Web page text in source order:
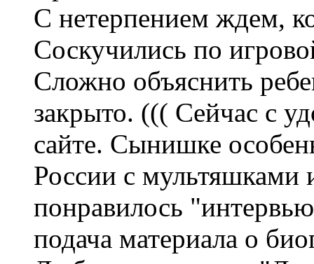
С нетерпением ждем,
Соскучились по
Сложно объяснить
закрыто. ((( Сейчас с
сайте. Сынишке
России с
понравилось
подача материала о